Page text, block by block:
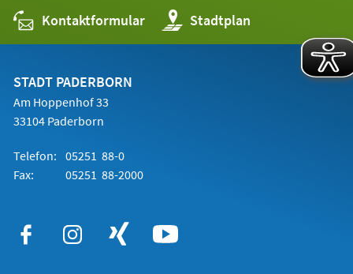
Kontaktformular Stadtplan
(Öffnet
in
einem
STADT PADERBORN
Am Hoppenhof 33
33104 Paderborn
Telefon: 05251 88-0
Fax:
05251 88-2000